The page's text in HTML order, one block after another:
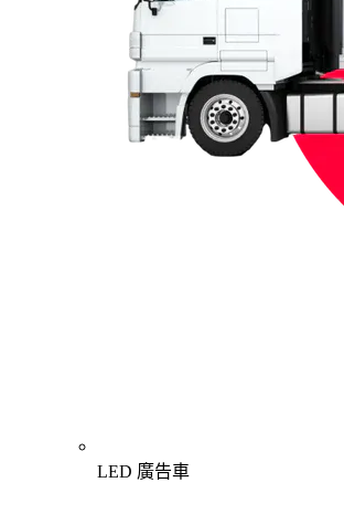
LED 廣告車